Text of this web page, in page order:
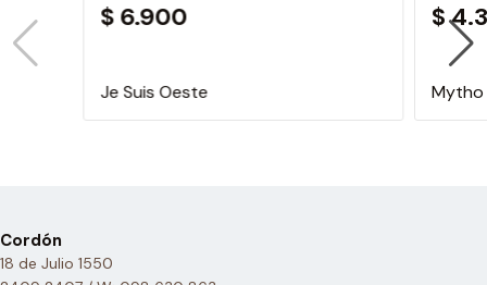
$ 6.900
Je Suis Oeste
$
Cordón
18 de Julio 1550